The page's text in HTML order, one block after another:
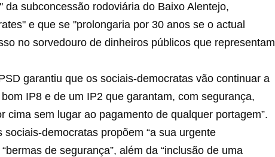
subconcessão rodoviária do Baixo Alentejo,
e que se "prolongaria por 30 anos se o actual
no sorvedouro de dinheiros públicos que representam
garantiu que os sociais-democratas vão continuar a
IP8 e de um IP2 que garantam, com segurança,
sem lugar ao pagamento de qualquer portagem”.
democratas propõem “a sua urgente
de segurança”, além da “inclusão de uma